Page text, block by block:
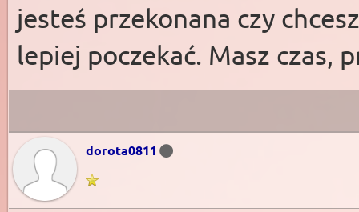
jesteś przekonana czy
lepiej poczekać. Masz czas,
dorota0811